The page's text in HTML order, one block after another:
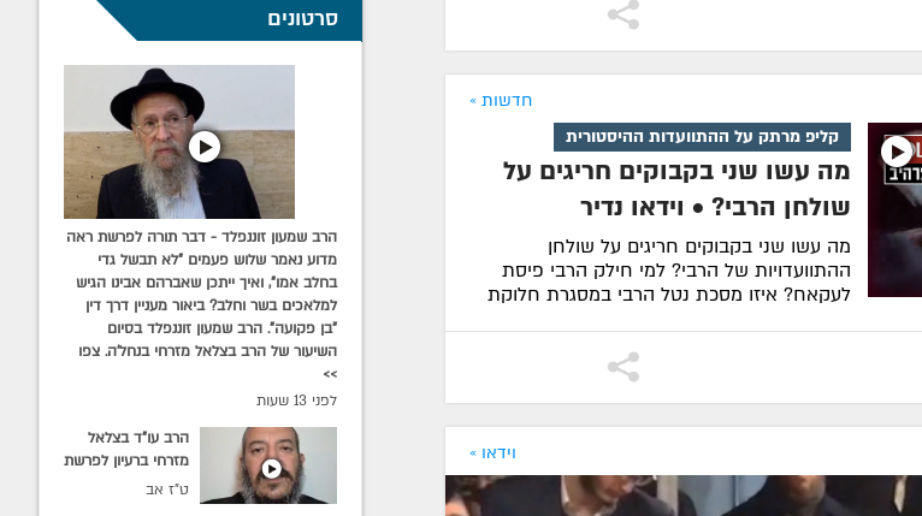
חדשות »
קליפ מרתק על ההתוועדות ההיסטורית
מה עשו שני בקבוקים חריגים על
שולחן הרבי? • וידאו נדיר
מה עשו שני בקבוקים חריגים על שולחן
ההתוועדויות של הרבי? למי חילק הרבי פיסת
לעקאח? איזו מסכת נטל הרבי במסגרת חלוקת
וידאו »
סרטונים
הרב שמעון זוננפלד - דבר תורה לפרשת ראה
מדוע נאמר שלוש פעמים "לא תבשל גדי
בחלב אמו", ואיך ייתכן שאברהם אבינו הגיש
למלאכים בשר וחלב? ביאור מעניין דרך דין
"בן פקועה". הרב שמעון זוננפלד בסיום
השיעור של הרב בצלאל מזרחי בנחל'ה. צפו
>>
לפני 13 שעות
הרב עו"ד בצלאל
מזרחי ברעיון לפרשת
השבוע: כיצד מועילה
ט"ז אב